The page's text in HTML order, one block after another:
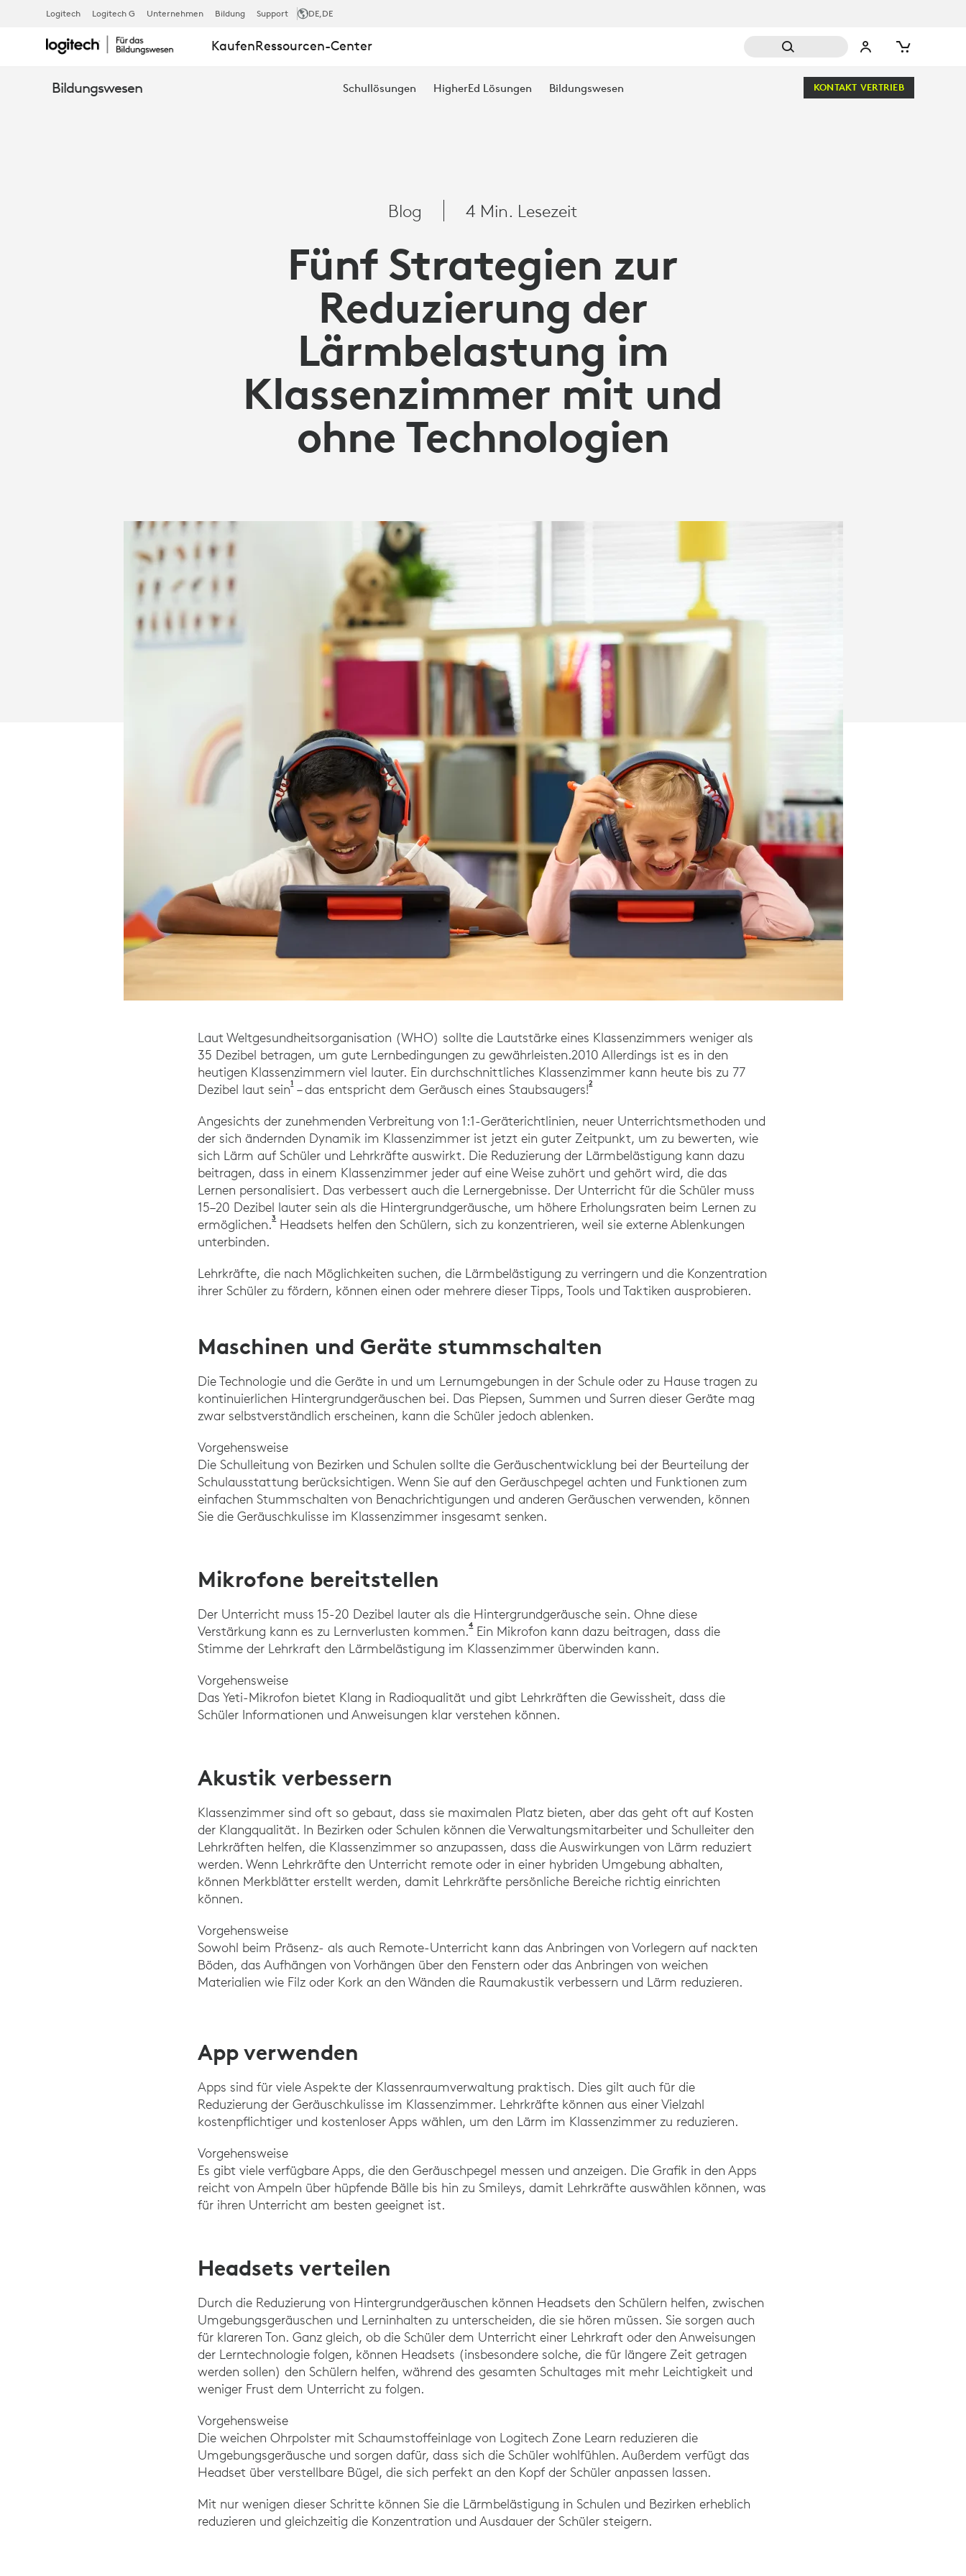
FÜNF STRATEGIEN
ZUR
LÄRMBELASTUNG
KLASSENZIMMER
TECHNOLOGIEN
Logitech Logitech G Unternehmen Bildung Support DE,DE
KaufenRessourcen-Center
Bildungswesen Schullösungen HigherEd Lösungen Bildungswesen KONTAKT VERTRIEB
Blog 4 Min. Lesezeit
Fünf Strategien zur
Reduzierung der
Lärmbelastung im
Klassenzimmer mit und
ohne Technologien
Laut Weltgesundheitsorganisation (WHO) sollte die Lautstärke eines Klassenzimmers weniger als
35 Dezibel betragen, um gute Lernbedingungen zu gewährleisten.2010 Allerdings ist es in den
heutigen Klassenzimmern viel lauter. Ein durchschnittliches Klassenzimmer kann heute bis zu 77
Dezibel laut sein1. Novanta, G., Garavelli, S., Sampaio, A., „Is the Level of Noise in a School Environment Harmful to the Hearing of Teachers Study“
– das entspricht dem Geräusch eines Staubsaugers!2Federal Navigation Association (29. März 2022)
Angesichts der zunehmenden Verbreitung von 1:1-Geräterichtlinien, neuer Unterrichtsmethoden und
der sich ändernden Dynamik im Klassenzimmer ist jetzt ein guter Zeitpunkt, um zu bewerten, wie
sich Lärm auf Schüler und Lehrkräfte auswirkt. Die Reduzierung der Lärmbelästigung kann dazu
beitragen, dass in einem Klassenzimmer jeder auf eine Weise zuhört und gehört wird, die das
Lernen personalisiert. Das verbessert auch die Lernergebnisse. Der Unterricht für die Schüler muss
15–20 Dezibel lauter sein als die Hintergrundgeräusche, um höhere Erholungsraten beim Lernen zu
ermöglichen.3Studie „Is the Level of Noise in a School Environment Harmful to the Hearing of Teachers Study“ (2020) von Novanta, G., Garavelli, S. und
Headsets helfen den Schülern, sich zu konzentrieren, weil sie externe Ablenkungen
unterbinden.
Lehrkräfte, die nach Möglichkeiten suchen, die Lärmbelästigung zu verringern und die Konzentration
ihrer Schüler zu fördern, können einen oder mehrere dieser Tipps, Tools und Taktiken ausprobieren.
Maschinen und Geräte stummschalten
Die Technologie und die Geräte in und um Lernumgebungen in der Schule oder zu Hause tragen zu
kontinuierlichen Hintergrundgeräuschen bei. Das Piepsen, Summen und Surren dieser Geräte mag
zwar selbstverständlich erscheinen, kann die Schüler jedoch ablenken.
Vorgehensweise
Die Schulleitung von Bezirken und Schulen sollte die Geräuschentwicklung bei der Beurteilung der
Schulausstattung berücksichtigen. Wenn Sie auf den Geräuschpegel achten und Funktionen zum
einfachen Stummschalten von Benachrichtigungen und anderen Geräuschen verwenden, können
Sie die Geräuschkulisse im Klassenzimmer insgesamt senken.
Mikrofone bereitstellen
Der Unterricht muss 15-20 Dezibel lauter als die Hintergrundgeräusche sein. Ohne diese
Verstärkung kann es zu Lernverlusten kommen.4Studie „Is the Level of Noise in a School Environment Harmful to the Hearing of Teachers Study“
Ein Mikrofon kann dazu beitragen, dass die
Stimme der Lehrkraft den Lärmbelästigung im Klassenzimmer überwinden kann.
Vorgehensweise
Das Yeti-Mikrofon bietet Klang in Radioqualität und gibt Lehrkräften die Gewissheit, dass die
Schüler Informationen und Anweisungen klar verstehen können.
Akustik verbessern
Klassenzimmer sind oft so gebaut, dass sie maximalen Platz bieten, aber das geht oft auf Kosten
der Klangqualität. In Bezirken oder Schulen können die Verwaltungsmitarbeiter und Schulleiter den
Lehrkräften helfen, die Klassenzimmer so anzupassen, dass die Auswirkungen von Lärm reduziert
werden. Wenn Lehrkräfte den Unterricht remote oder in einer hybriden Umgebung abhalten,
können Merkblätter erstellt werden, damit Lehrkräfte persönliche Bereiche richtig einrichten
können.
Vorgehensweise
Sowohl beim Präsenz- als auch Remote-Unterricht kann das Anbringen von Vorlegern auf nackten
Böden, das Aufhängen von Vorhängen über den Fenstern oder das Anbringen von weichen
Materialien wie Filz oder Kork an den Wänden die Raumakustik verbessern und Lärm reduzieren.
App verwenden
Apps sind für viele Aspekte der Klassenraumverwaltung praktisch. Dies gilt auch für die
Reduzierung der Geräuschkulisse im Klassenzimmer. Lehrkräfte können aus einer Vielzahl
kostenpflichtiger und kostenloser Apps wählen, um den Lärm im Klassenzimmer zu reduzieren.
Vorgehensweise
Es gibt viele verfügbare Apps, die den Geräuschpegel messen und anzeigen. Die Grafik in den Apps
reicht von Ampeln über hüpfende Bälle bis hin zu Smileys, damit Lehrkräfte auswählen können, was
für ihren Unterricht am besten geeignet ist.
Headsets verteilen
Durch die Reduzierung von Hintergrundgeräuschen können Headsets den Schülern helfen, zwischen
Umgebungsgeräuschen und Lerninhalten zu unterscheiden, die sie hören müssen. Sie sorgen auch
für klareren Ton. Ganz gleich, ob die Schüler dem Unterricht einer Lehrkraft oder den Anweisungen
der Lerntechnologie folgen, können Headsets (insbesondere solche, die für längere Zeit getragen
werden sollen) den Schülern helfen, während des gesamten Schultages mit mehr Leichtigkeit und
weniger Frust dem Unterricht zu folgen.
Vorgehensweise
Die weichen Ohrpolster mit Schaumstoffeinlage von Logitech Zone Learn reduzieren die
Umgebungsgeräusche und sorgen dafür, dass sich die Schüler wohlfühlen. Außerdem verfügt das
Headset über verstellbare Bügel, die sich perfekt an den Kopf der Schüler anpassen lassen.
Mit nur wenigen dieser Schritte können Sie die Lärmbelästigung in Schulen und Bezirken erheblich
reduzieren und gleichzeitig die Konzentration und Ausdauer der Schüler steigern.